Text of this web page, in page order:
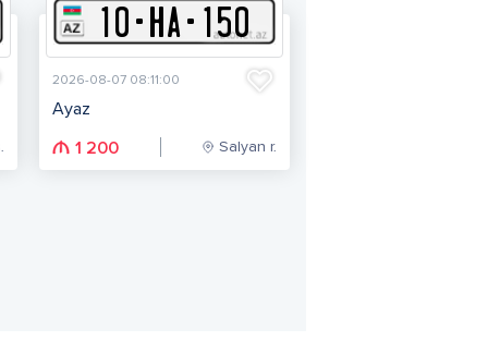
10-HA- 150
2026-08-07 08:11:00
Ayaz
1 200 Salyan r.